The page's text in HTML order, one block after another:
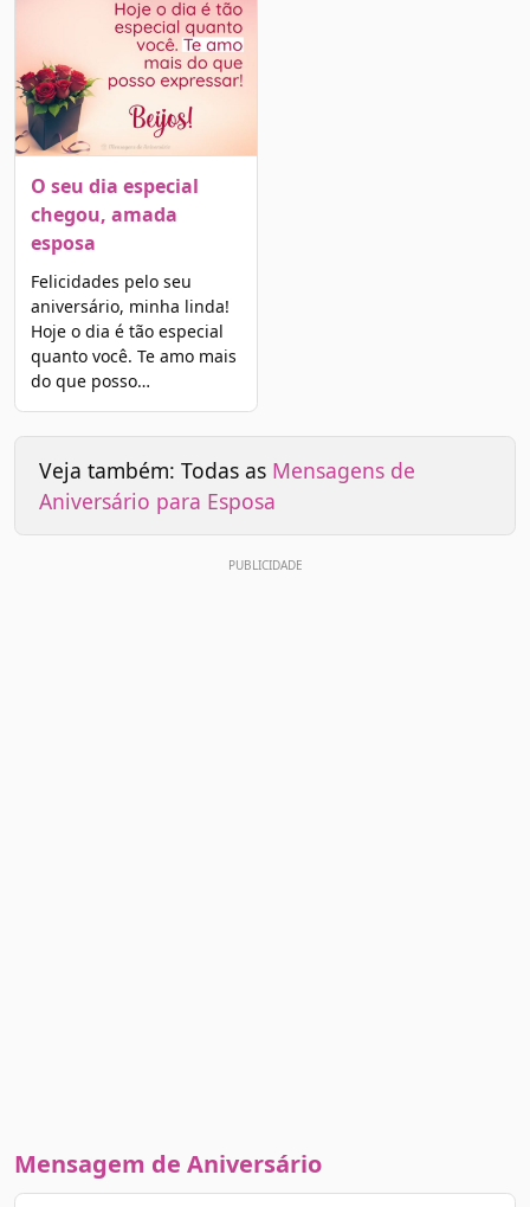
O seu dia especial
chegou, amada
esposa
Felicidades pelo seu
aniversário, minha linda!
Hoje o dia é tão especial
quanto você. Te amo mais
do que posso…
Veja também: Todas as Mensagens de
Aniversário para Esposa
Mensagem de Aniversário